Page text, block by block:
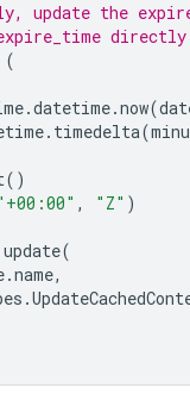
update the
(
.datetime.now(
. timedelta(
()
, "Z" )
update(
.name,
.